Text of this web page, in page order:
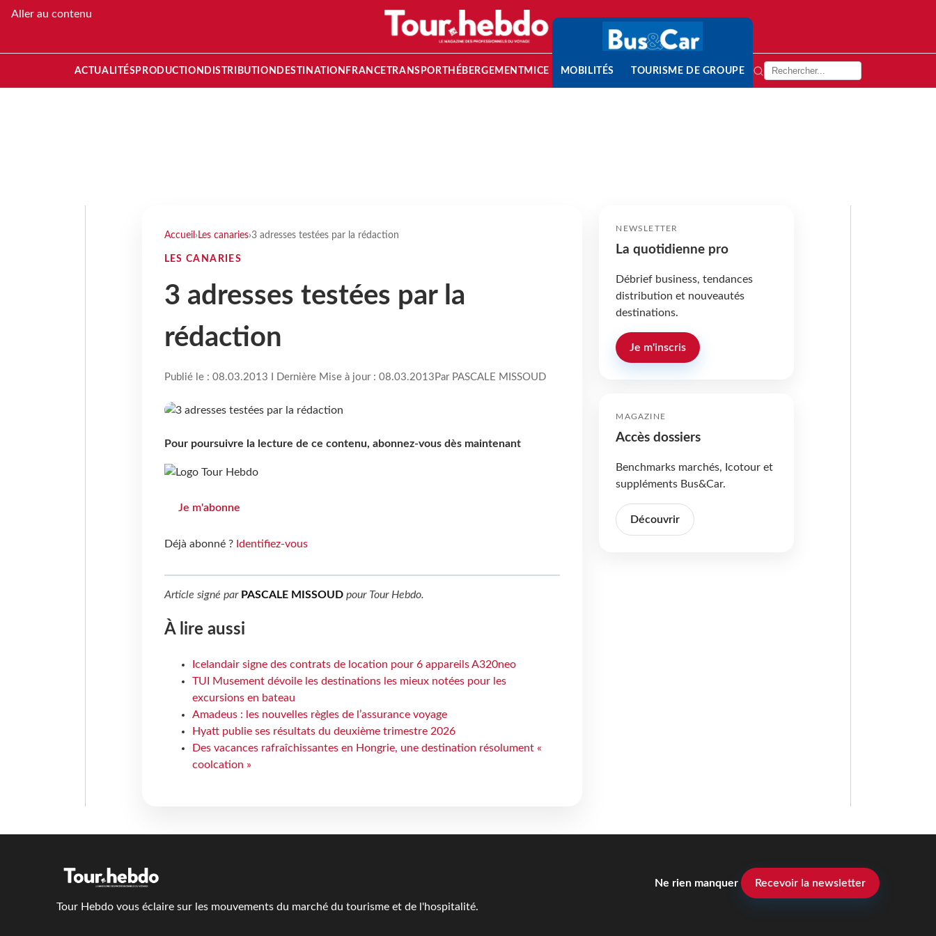
Aller au contenu
ACTUALITÉS PRODUCTION DISTRIBUTION DESTINATION FRANCETRANSPORT HÉBERGEMENTMICE MOBILITÉS TOURISME DE GROUPE
Accueil › Les canaries›3 adresses testées par la rédaction
LES CANARIES
3 adresses testées par la
rédaction
Publié le : 08.03.2013 I Dernière Mise à jour : 08.03.2013 Par PASCALE MISSOUD
Pour poursuivre la lecture de ce contenu, abonnez-vous dès maintenant
Je m'abonne
Déjà abonné ? Identifiez-vous
Article signé par PASCALE MISSOUDpour Tour Hebdo.
À lire aussi
Icelandair signe des contrats de location pour 6 appareils A320neo
TUI Musement dévoile les destinations les mieux notées pour les
excursions en bateau
Amadeus : les nouvelles règles de l’assurance voyage
Hyatt publie ses résultats du deuxième trimestre 2026
Des vacances rafraîchissantes en Hongrie, une destination résolument «
coolcation »
NEWSLETTER
La quotidienne pro
Débrief business, tendances
distribution et nouveautés
destinations.
Je m'inscris
MAGAZINE
Accès dossiers
Benchmarks marchés, Icotour et
suppléments Bus&Car.
Découvrir
Tour Hebdo vous éclaire sur les mouvements du marché du tourisme et de l'hospitalité.
Ne rien manquer Recevoir la newsletter